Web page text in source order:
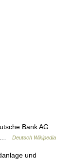
Bank AG
…
Deutsch Wikipedia
und